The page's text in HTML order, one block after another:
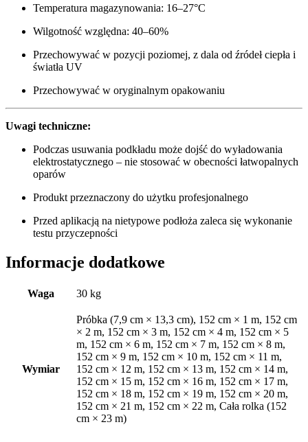
Temperatura magazynowania: 16–27°C
Wilgotność względna: 40–60%
Przechowywać w pozycji poziomej, z dala od źródeł ciepła i
światła UV
Przechowywać w oryginalnym opakowaniu
Uwagi techniczne:
Podczas usuwania podkładu może dojść do wyładowania
elektrostatycznego – nie stosować w obecności łatwopalnych
oparów
Produkt przeznaczony do użytku profesjonalnego
Przed aplikacją na nietypowe podłoża zaleca się wykonanie
testu przyczepności
Informacje dodatkowe
Waga 30 kg
Wymiar
Próbka (7,9 cm × 13,3 cm), 152 cm × 1 m, 152 cm
× 2 m, 152 cm × 3 m, 152 cm × 4 m, 152 cm × 5
m, 152 cm × 6 m, 152 cm × 7 m, 152 cm × 8 m,
152 cm × 9 m, 152 cm × 10 m, 152 cm × 11 m,
152 cm × 12 m, 152 cm × 13 m, 152 cm × 14 m,
152 cm × 15 m, 152 cm × 16 m, 152 cm × 17 m,
152 cm × 18 m, 152 cm × 19 m, 152 cm × 20 m,
152 cm × 21 m, 152 cm × 22 m, Cała rolka (152
cm × 23 m)